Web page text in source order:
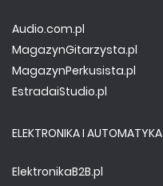
Audio.com.pl
MagazynGitarzysta.pl
MagazynPerkusista.pl
EstradaiStudio.pl
ELEKTRONIKA I AUTOMATYKA
ElektronikaB2B.pl